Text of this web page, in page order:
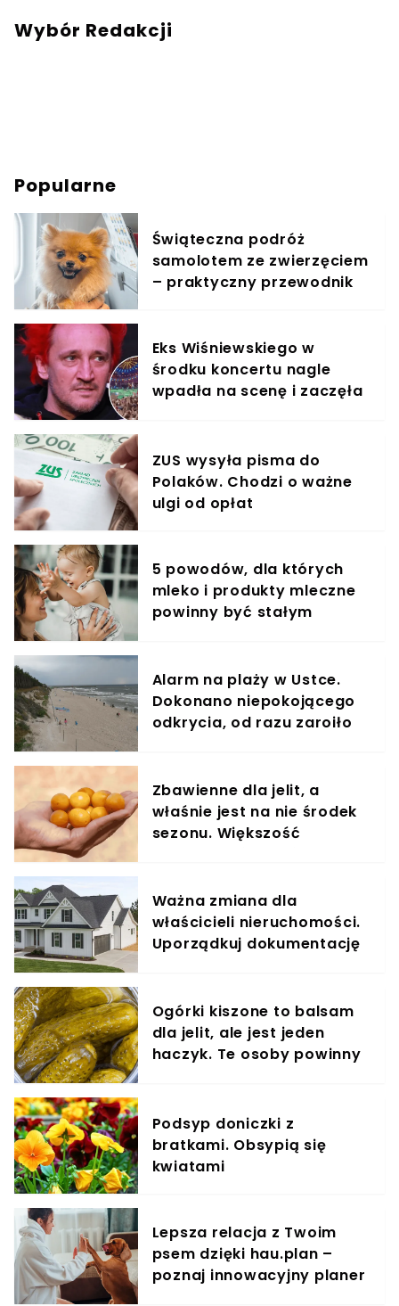
Wybór Redakcji
Popularne
Świąteczna podróż
samolotem ze zwierzęciem
– praktyczny przewodnik
Eks Wiśniewskiego w
środku koncertu nagle
wpadła na scenę i zaczęła
ZUS wysyła pisma do
Polaków. Chodzi o ważne
ulgi od opłat
5 powodów, dla których
mleko i produkty mleczne
powinny być stałym
Alarm na plaży w Ustce.
Dokonano niepokojącego
odkrycia, od razu zaroiło
Zbawienne dla jelit, a
właśnie jest na nie środek
sezonu. Większość
Ważna zmiana dla
właścicieli nieruchomości.
Uporządkuj dokumentację
Ogórki kiszone to balsam
dla jelit, ale jest jeden
haczyk. Te osoby powinny
Podsyp doniczki z
bratkami. Obsypią się
kwiatami
Lepsza relacja z Twoim
psem dzięki hau.plan –
poznaj innowacyjny planer